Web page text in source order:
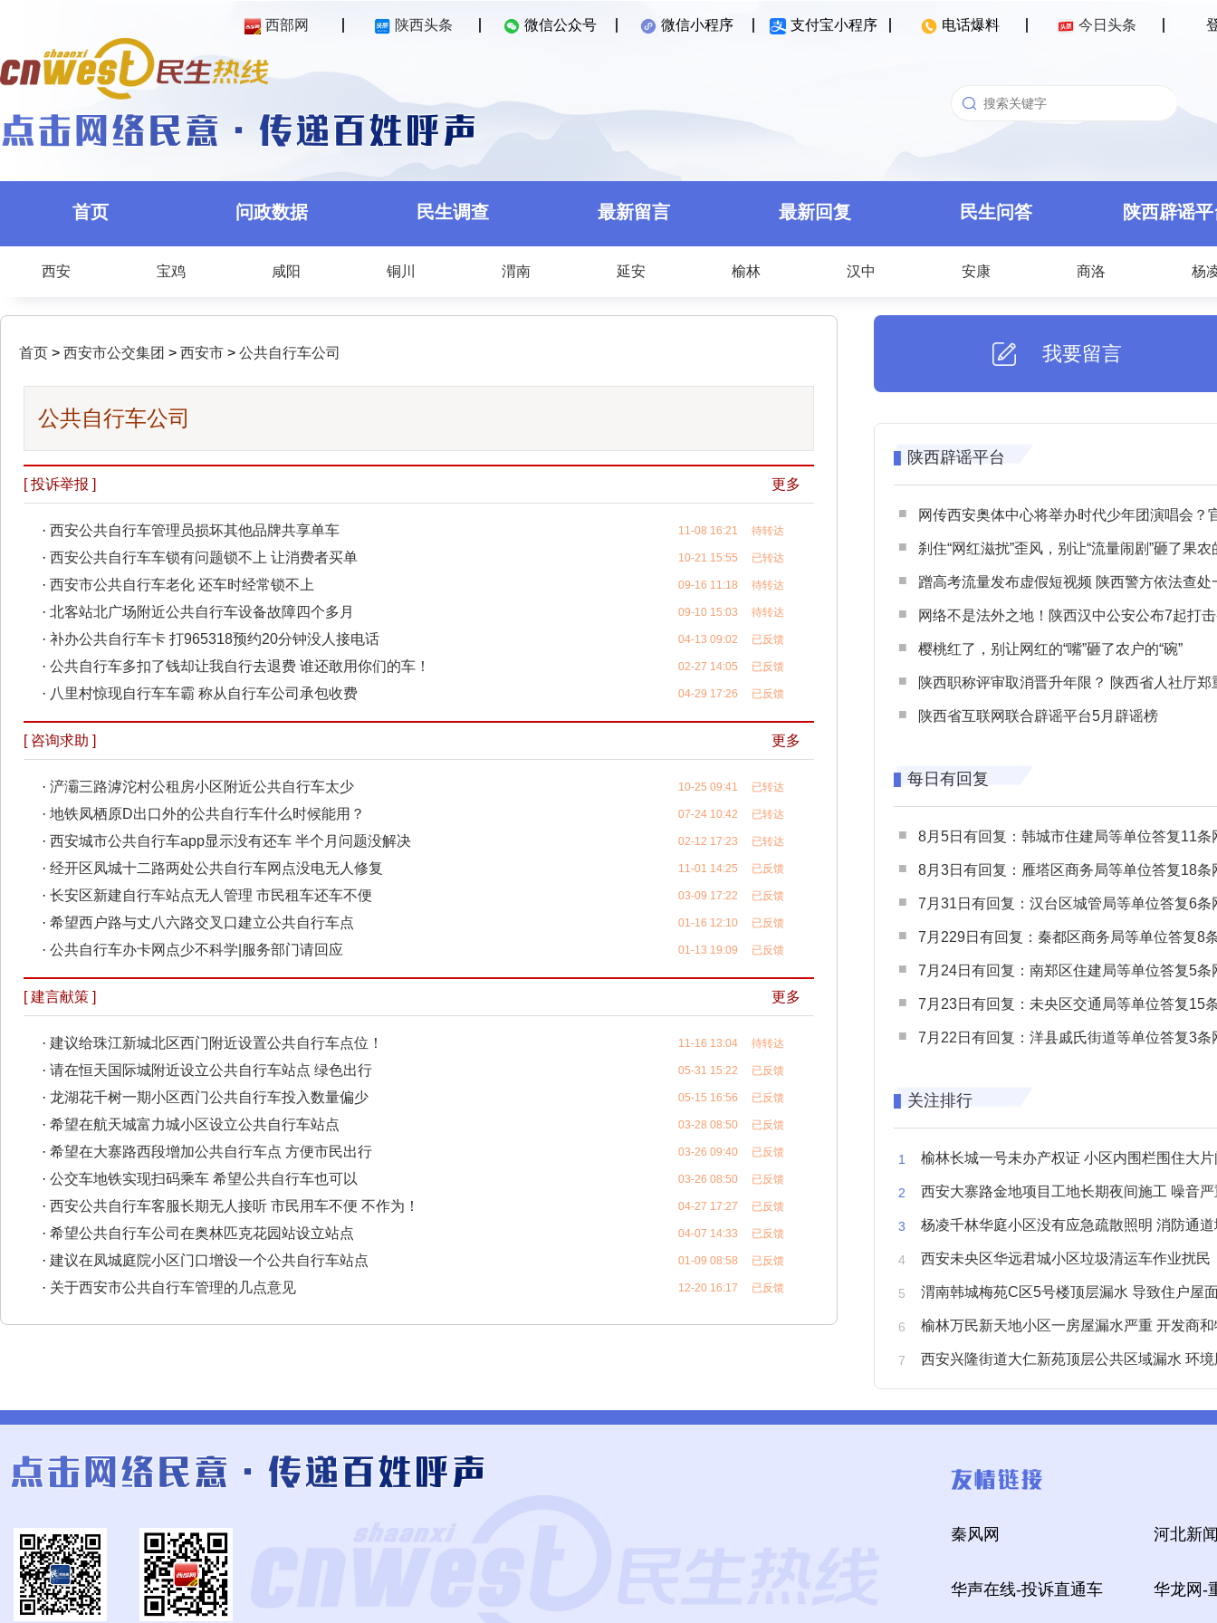
西部网 陕西头条 微信公众号 微信小程序 支付宝小程序 电话爆料 今日头条
首页 问政数据 民生调查 最新留言 最新回复 民生问答 陕西辟谣
西安 宝鸡 咸阳 铜川 渭南 延安 榆林 汉中 安康 商洛 杨
首页 > 西安市公交集团 > 西安市 > 公共自行车公司
公共自行车公司
[ 投诉举报 ] 更多
· 西安公共自行车管理员损坏其他品牌共享单车 11-08 16:21 待转达
· 西安公共自行车车锁有问题锁不上 让消费者买单 10-21 15:55 已转达
· 西安市公共自行车老化 还车时经常锁不上 09-16 11:18 待转达
· 北客站北广场附近公共自行车设备故障四个多月 09-10 15:03 待转达
· 补办公共自行车卡 打965318预约20分钟没人接电话 04-13 09:02 已反馈
· 公共自行车多扣了钱却让我自行去退费 谁还敢用你们的车！ 02-27 14:05 已反馈
· 八里村惊现自行车车霸 称从自行车公司承包收费 04-29 17:26 已反馈
[ 咨询求助 ] 更多
· 浐灞三路滹沱村公租房小区附近公共自行车太少 10-25 09:41 已转达
· 地铁凤栖原D出口外的公共自行车什么时候能用？ 07-24 10:42 已转达
· 西安城市公共自行车app显示没有还车 半个月问题没解决 02-12 17:23 已转达
· 经开区凤城十二路两处公共自行车网点没电无人修复 11-01 14:25 已反馈
· 长安区新建自行车站点无人管理 市民租车还车不便 03-09 17:22 已反馈
· 希望西户路与丈八六路交叉口建立公共自行车点 01-16 12:10 已反馈
· 公共自行车办卡网点少不科学|服务部门请回应 01-13 19:09 已反馈
[ 建言献策 ] 更多
· 建议给珠江新城北区西门附近设置公共自行车点位！ 11-16 13:04 待转达
· 请在恒天国际城附近设立公共自行车站点 绿色出行 05-31 15:22 已反馈
· 龙湖花千树一期小区西门公共自行车投入数量偏少 05-15 16:56 已反馈
· 希望在航天城富力城小区设立公共自行车站点 03-28 08:50 已反馈
· 希望在大寨路西段增加公共自行车点 方便市民出行 03-26 09:40 已反馈
· 公交车地铁实现扫码乘车 希望公共自行车也可以 03-26 08:50 已反馈
· 西安公共自行车客服长期无人接听 市民用车不便 不作为！ 04-27 17:27 已反馈
· 希望公共自行车公司在奥林匹克花园站设立站点 04-07 14:33 已反馈
· 建议在凤城庭院小区门口增设一个公共自行车站点 01-09 08:58 已反馈
· 关于西安市公共自行车管理的几点意见 12-20 16:17 已反馈
我要留言
陕西辟谣平台
网传西安奥体中心将举办时代少年团演唱会？官方回应：纯
刹住“网红滋扰”歪风，别让“流量闹剧”砸了果农
蹭高考流量发布虚假短视频 陕西警方依法查处一起涉高考网络
网络不是法外之地！陕西汉中公安公布7起打击整治网谣网暴典型
樱桃红了，别让网红的“嘴”砸了农户的“碗”
陕西职称评审取消晋升年限？ 陕西省人社厅郑重声明 谨防职称评审不实言
陕西省互联网联合辟谣平台5月辟谣榜
每日有回复
8月5日有回复：韩城市住建局等单位答复11条网民
8月3日有回复：雁塔区商务局等单位答复18条网民
7月31日有回复：汉台区城管局等单位答复6条网民
7月229日有回复：秦都区商务局等单位答复8条网民
7月24日有回复：南郑区住建局等单位答复5条网民
7月23日有回复：未央区交通局等单位答复15条网民
7月22日有回复：洋县戚氏街道等单位答复3条网民
关注排行
榆林长城一号未办产权证 小区内围栏围住大片闲置
西安大寨路金地项目工地长期夜间施工 噪音严重
杨凌千林华庭小区没有应急疏散照明 消防通
西安未央区华远君城小区垃圾清运车作业扰民
渭南韩城梅苑C区5号楼顶层漏水 导致住户屋面被
榆林万民新天地小区一房屋漏水严重 开发商和物业不予
西安兴隆街道大仁新苑顶层公共区域漏水 环
秦风网 河北新
华声在线-投诉直通车 华龙网-